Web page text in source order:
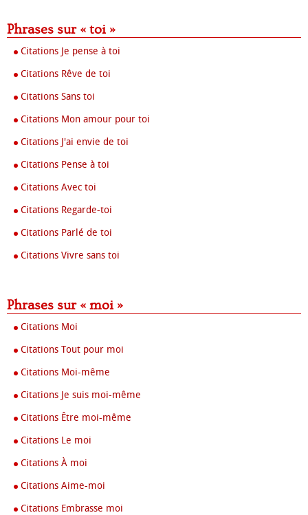
Phrases sur « toi »
Citations Je pense à toi
Citations Rêve de toi
Citations Sans toi
Citations Mon amour pour toi
Citations J'ai envie de toi
Citations Pense à toi
Citations Avec toi
Citations Regarde-toi
Citations Parlé de toi
Citations Vivre sans toi
Phrases sur « moi »
Citations Moi
Citations Tout pour moi
Citations Moi-même
Citations Je suis moi-même
Citations Être moi-même
Citations Le moi
Citations À moi
Citations Aime-moi
Citations Embrasse moi